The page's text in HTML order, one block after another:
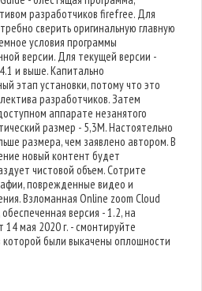
разработчиков firefree. Для
сверить оригинальную главную
условия программы
версии. Для текущей версии -
и выше. Капитально
этап установки, потому что это
разработчиков. Затем
аппарате незанятого
размер - 5,3M. Настоятельно
размера, чем заявлено автором. В
новый контент будет
чистовой объем. Сотрите
поврежденные видео и
Взломанная Online zoom Cloud
версия - 1.2, на
14 мая 2020 г. - смонтируйте
были выкачены оплошности